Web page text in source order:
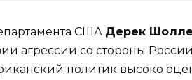
США Дерек Шолле
агрессии со стороны
политик высоко